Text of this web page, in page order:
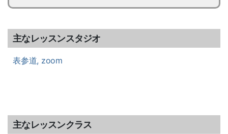
主なレッスンスタジオ
表参道, zoom
主なレッスンクラス